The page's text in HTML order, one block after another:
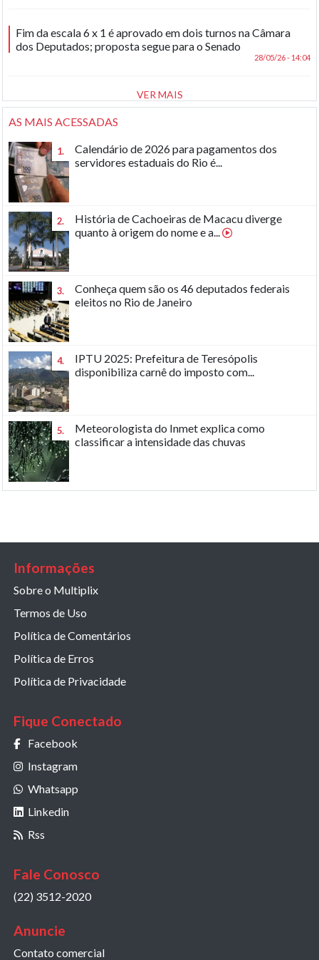
Fim da escala 6 x 1 é aprovado em dois turnos na Câmara
dos Deputados; proposta segue para o Senado
28/05/26 - 14:04
VER MAIS
AS MAIS ACESSADAS
1.
Calendário de 2026 para pagamentos dos
servidores estaduais do Rio é...
2.
História de Cachoeiras de Macacu diverge
quanto à origem do nome e a...
3.
Conheça quem são os 46 deputados federais
eleitos no Rio de Janeiro
4.
IPTU 2025: Prefeitura de Teresópolis
disponibiliza carnê do imposto com...
5.
Meteorologista do Inmet explica como
classificar a intensidade das chuvas
Informações
Sobre o Multiplix
Termos de Uso
Política de Comentários
Política de Erros
Política de Privacidade
Fique Conectado
Facebook
Instagram
Whatsapp
Linkedin
Rss
Fale Conosco
(22) 3512-2020
Anuncie
Contato comercial